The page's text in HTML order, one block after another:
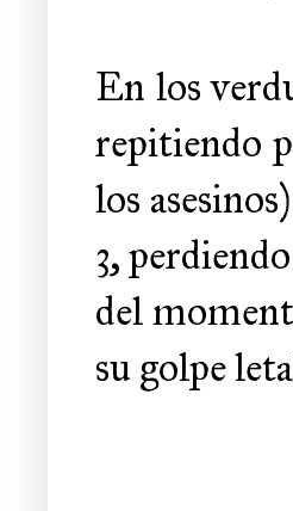
En los
repitiendo
los
3,
del
su golpe